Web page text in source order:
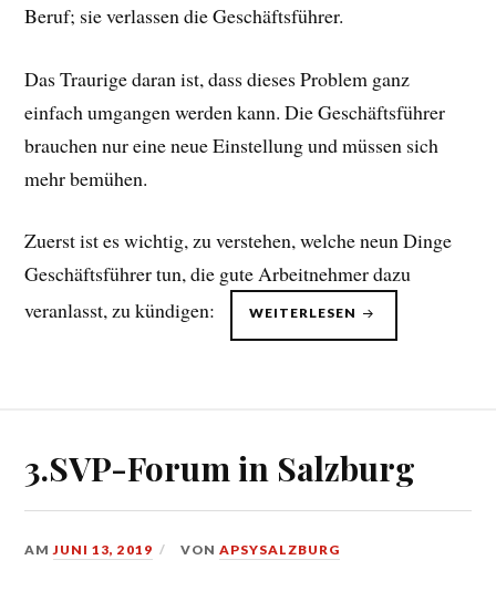
Beruf; sie verlassen die Geschäftsführer.
Das Traurige daran ist, dass dieses Problem ganz
einfach umgangen werden kann. Die Geschäftsführer
brauchen nur eine neue Einstellung und müssen sich
mehr bemühen.
Zuerst ist es wichtig, zu verstehen, welche neun Dinge
Geschäftsführer tun, die gute Arbeitnehmer dazu
veranlasst, zu kündigen:
WEITERLESEN „TOP
–
3.SVP-Forum in Salzburg
AMJUNI 13, 2019 VONAPSYSALZBURG